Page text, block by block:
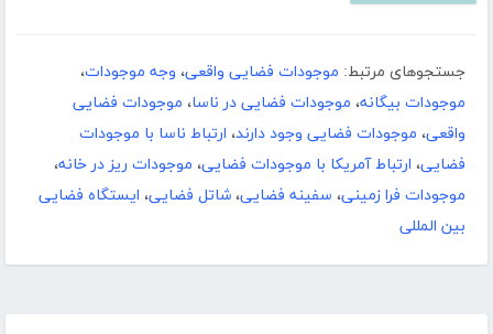
جستجوهای مرتبط: موجودات فضایی واقعی، وجه موجودات،
موجودات بیگانه، موجودات فضایی در ناسا، موجودات فضایی
واقعی، موجودات فضایی وجود دارند، ارتباط ناسا با موجودات
فضایی، ارتباط آمریکا با موجودات فضایی، موجودات ریز در خانه،
موجودات فرا زمینی، سفینه فضایی، شاتل فضایی، ایستگاه فضایی
بین المللی